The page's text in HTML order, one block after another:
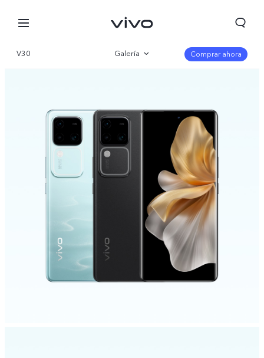
V30 Galería
Especificaciones
Comprar ahora